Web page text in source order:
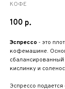
КОФЕ
100 р.
Эспрессо - это
кофемашине.
сбалансированный
кислинку и
Эспрессо